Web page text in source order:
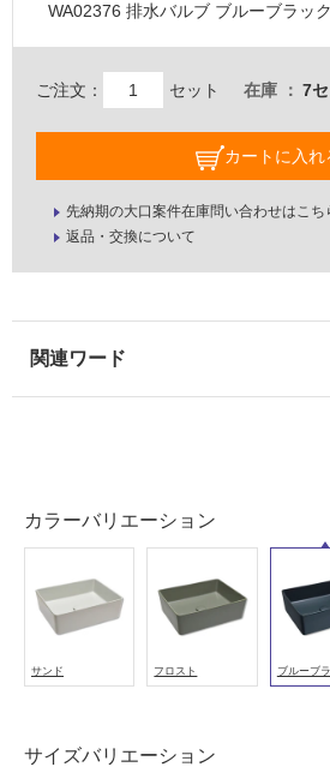
WA02376 排水バルブ ブルーブラッ
ご注文： セット 在庫 7
カートに入れ
先納期の大口案件在庫問い合わせはこち
返品・交換について
カラーバリエーション
サンド フロスト ブルーブ
サイズバリエーション
タ